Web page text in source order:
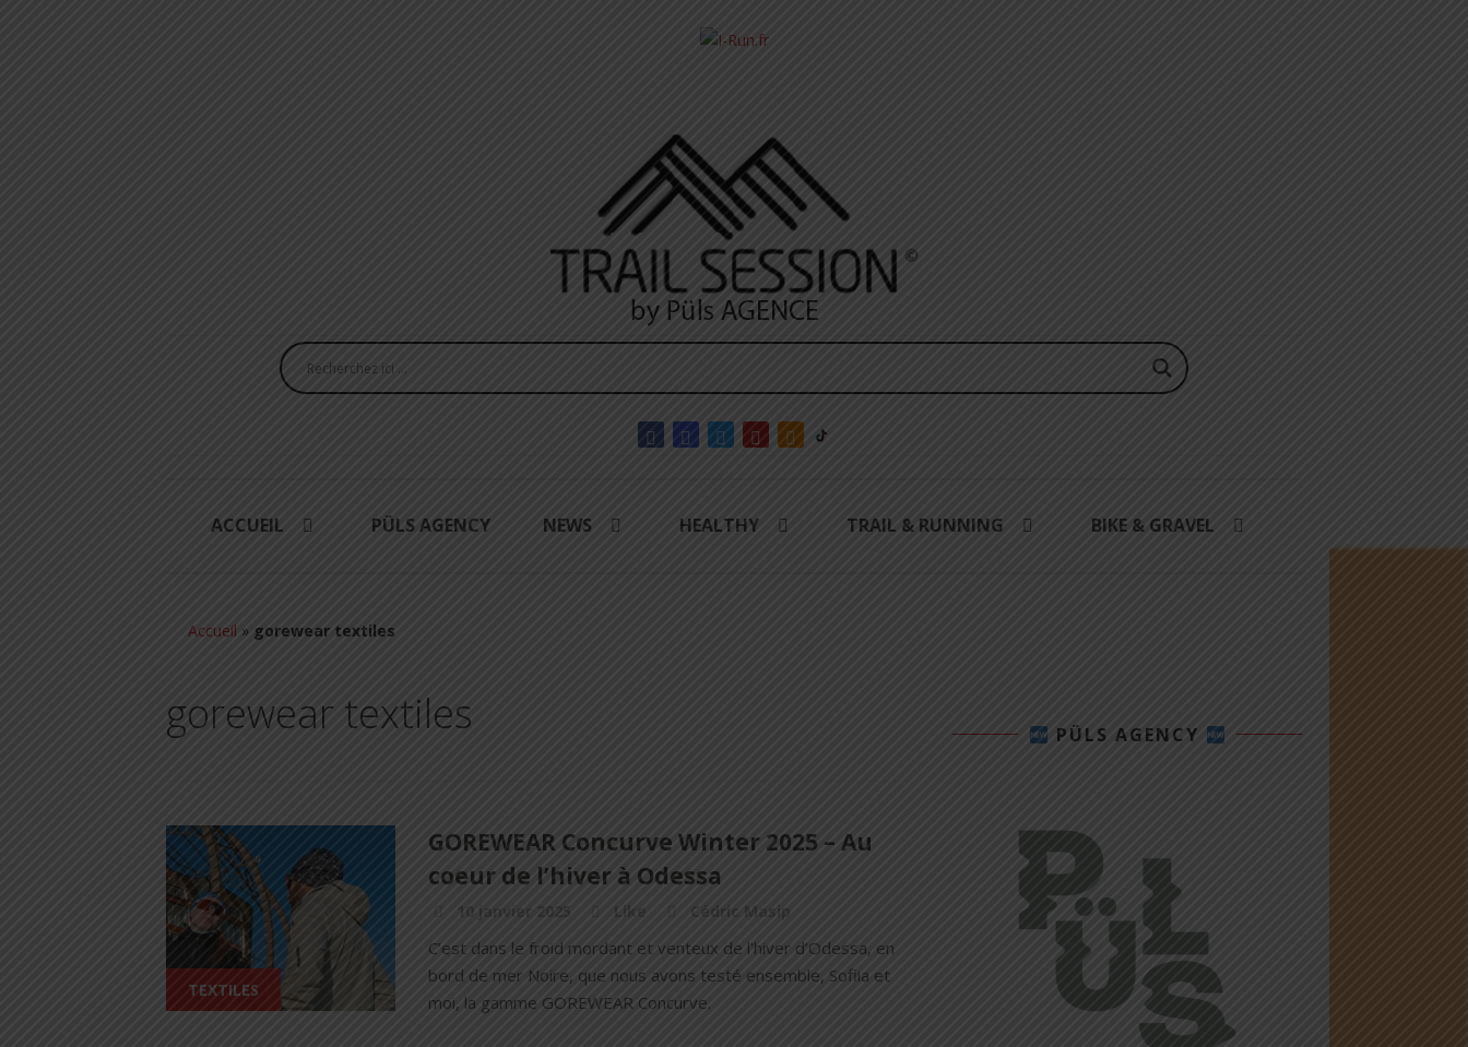
ACCUEIL PÜLS AGENCY NEWS HEALTHY TRAIL & RUNNING BIKE & GRAVEL
Accueil » gorewear textiles
gorewear textiles
TEXTILES
GOREWEAR Concurve Winter 2025 – Au
coeur de l’hiver à Odessa
10 janvier 2025 Like Cédric Masip
C’est dans le froid mordant et venteux de l'hiver d’Odessa, en
bord de mer Noire, que nous avons testé ensemble, Sofiia et
moi, la gamme GOREWEAR Concurve.
PÜLS AGENCY